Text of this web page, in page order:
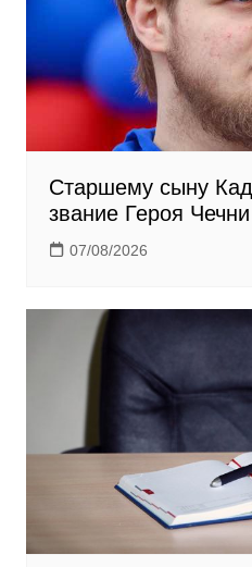
Старшему сыну
звание Героя Чечни
07/08/2026